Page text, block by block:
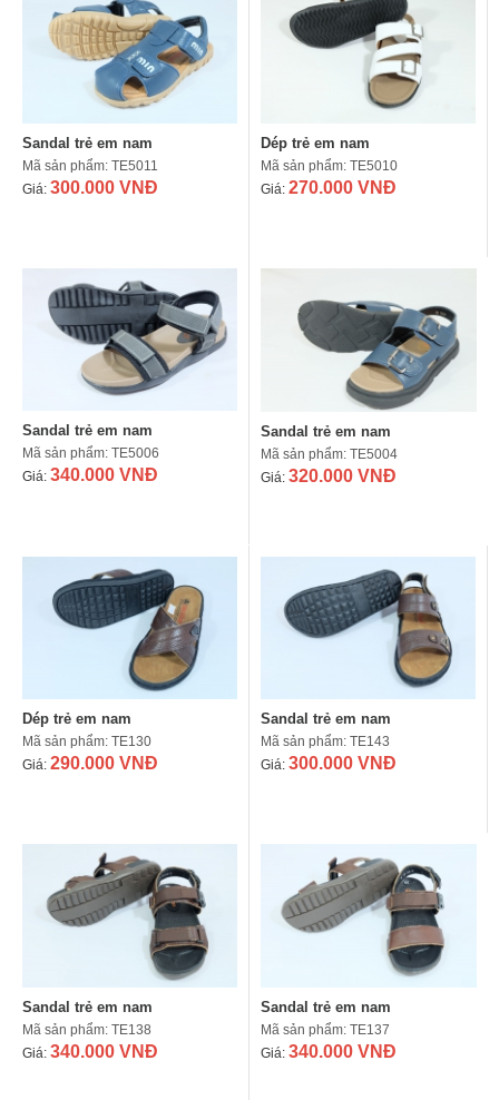
Sandal trẻ em nam
Mã sản phẩm: TE5011
Giá: 300.000 VNĐ
Dép trẻ em nam
Mã sản phẩm: TE5010
Giá: 270.000 VNĐ
Sandal trẻ em nam
Mã sản phẩm: TE5006
Giá: 340.000 VNĐ
Sandal trẻ em nam
Mã sản phẩm: TE5004
Giá: 320.000 VNĐ
Dép trẻ em nam
Mã sản phẩm: TE130
Giá: 290.000 VNĐ
Sandal trẻ em nam
Mã sản phẩm: TE143
Giá: 300.000 VNĐ
Sandal trẻ em nam
Mã sản phẩm: TE138
Giá: 340.000 VNĐ
Sandal trẻ em nam
Mã sản phẩm: TE137
Giá: 340.000 VNĐ